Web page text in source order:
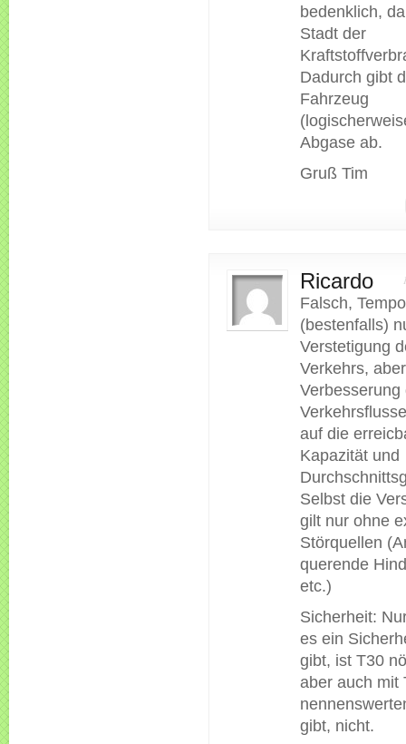
bedenklich,
Stadt der
Dadurch gibt
Fahrzeug
Abgase ab.
Gruß Tim
Ricardo
Falsch,
(bestenfalls)
Verstetigung
Verkehrs,
Verbesserung
auf die
Kapazität und
Selbst die
gilt nur ohne
Störquellen
querende
etc.)
Sicherheit:
es ein
gibt, ist T30
aber auch mit
gibt, nicht.